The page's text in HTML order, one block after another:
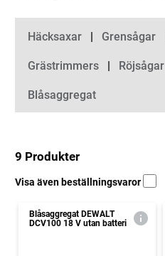
Kategorier
Häcksaxar Grensågar
Grästrimmers Röjsågar
Blåsaggregat
9 Produkter
Visa även beställningsvaror
Blåsaggregat DEWALT
DCV100 18 V utan batteri